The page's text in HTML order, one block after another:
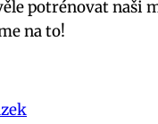
potrénovat
na to!